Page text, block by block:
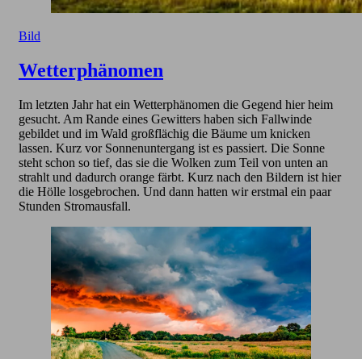
Bild
Wetterphänomen
Im letzten Jahr hat ein Wetterphänomen die Gegend hier heim
gesucht. Am Rande eines Gewitters haben sich Fallwinde
gebildet und im Wald großflächig die Bäume um knicken
lassen. Kurz vor Sonnenuntergang ist es passiert. Die Sonne
steht schon so tief, das sie die Wolken zum Teil von unten an
strahlt und dadurch orange färbt. Kurz nach den Bildern ist hier
die Hölle losgebrochen. Und dann hatten wir erstmal ein paar
Stunden Stromausfall.